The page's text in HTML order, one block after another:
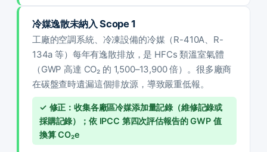
冷媒逸散未納入 Scope 1
工廠的空調系統、冷凍設備的冷媒（R-410A、R-
134a 等）每年有逸散排放，是 HFCs 類溫室氣體
（GWP 高達 CO₂ 的 1,500–13,900 倍）。很多廠商
在碳盤查時遺漏這個排放源，導致嚴重低報。
✓ 修正：收集各廠區冷媒添加量記錄（維修記錄或
採購記錄）；依 IPCC 第四次評估報告的 GWP 值
換算 CO₂e